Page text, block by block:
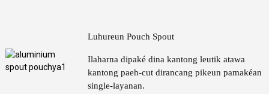
Luhureun Pouch Spout
Ilaharna dipaké dina kantong leutik atawa
kantong paeh-cut dirancang pikeun pamakéan
single-layanan.